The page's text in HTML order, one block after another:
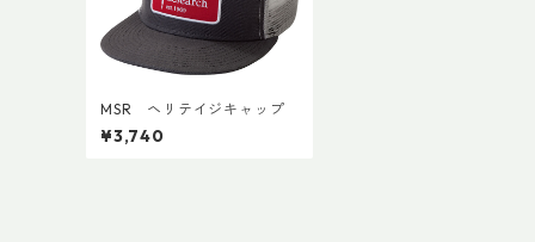
MSR ヘリテイジキャップ
¥3,740